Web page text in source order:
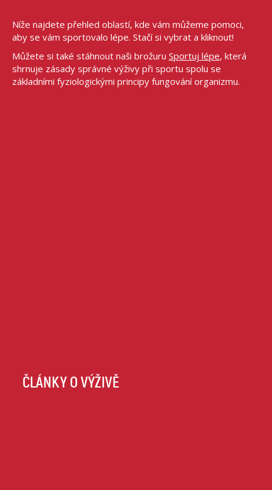
Níže najdete přehled oblastí, kde vám můžeme pomoci,
aby se vám sportovalo lépe. Stačí si vybrat a kliknout!
Můžete si také stáhnout naši brožuru Sportuj lépe, která
shrnuje zásady správné výživy při sportu spolu se
základními fyziologickými principy fungování organizmu.
ČLÁNKY O VÝŽIVĚ